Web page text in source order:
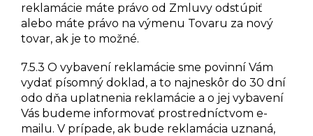
reklamácie máte právo od Zmluvy odstúpiť
alebo máte právo na výmenu Tovaru za nový
tovar, ak je to možné.
7.5.3 O vybavení reklamácie sme povinní Vám
vydať písomný doklad, a to najneskôr do 30 dní
odo dňa uplatnenia reklamácie a o jej vybavení
Vás budeme informovať prostredníctvom e-
mailu. V prípade, ak bude reklamácia uznaná,